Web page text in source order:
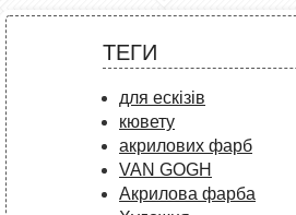
ТЕГИ
для ескізів
кювету
акрилових фарб
VAN GOGH
Акрилова фарба